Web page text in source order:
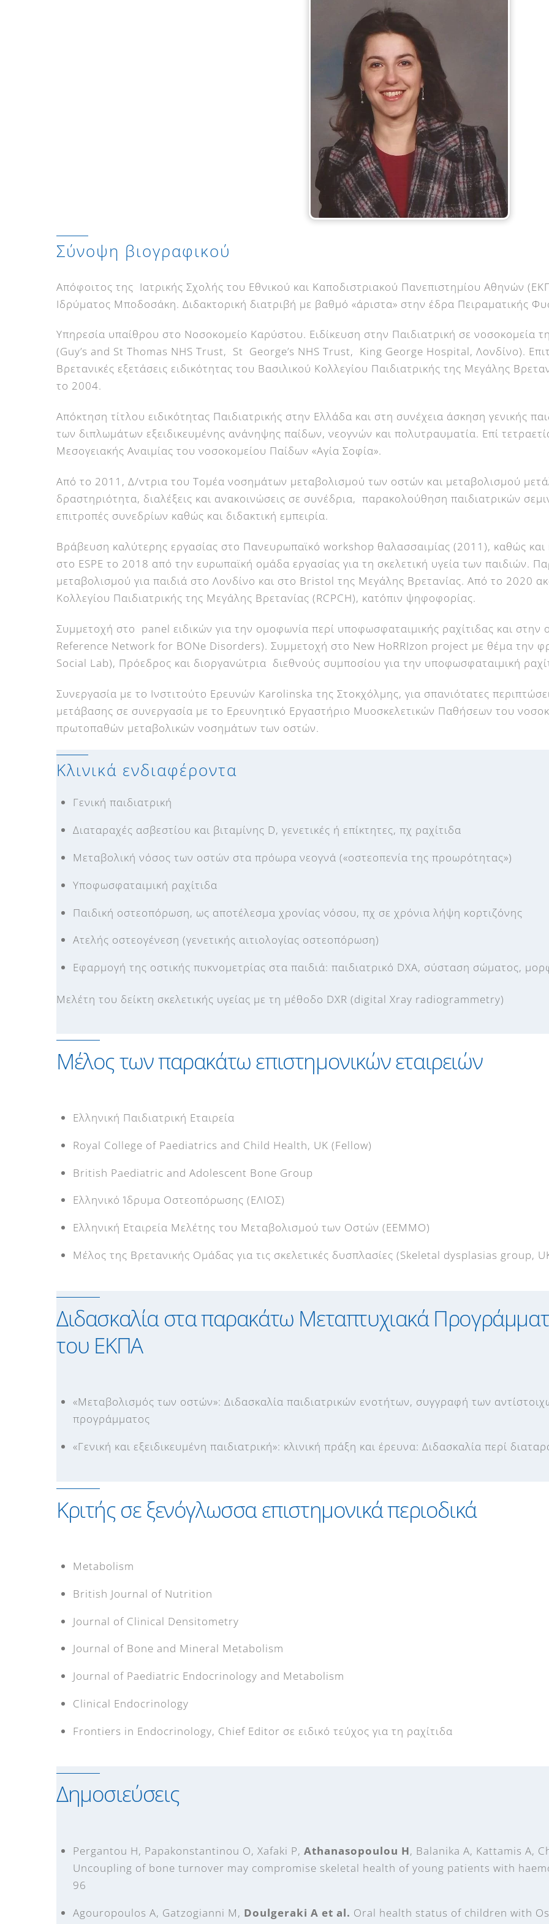
Σύνοψη βιογραφικού
Απόφοιτος της Ιατρικής Σχολής του Εθνικού και Καποδιστριακού Πανεπιστημίου Αθηνών
Ιδρύματος Μποδοσάκη. Διδακτορική διατριβή με βαθμό «άριστα» στην έδρα Πειραματικής
Υπηρεσία υπαίθρου στο Νοσοκομείο Καρύστου. Ειδίκευση στην Παιδιατρική σε νοσοκομεία
(Guy’s and St Thomas NHS Trust, St George’s NHS Trust, King George Hospital, Λονδίνο).
Βρετανικές εξετάσεις ειδικότητας του Βασιλικού Κολλεγίου Παιδιατρικής της Μεγάλης
το 2004.
Aπόκτηση τίτλου ειδικότητας Παιδιατρικής στην Ελλάδα και στη συνέχεια άσκηση γενικής
των διπλωμάτων εξειδικευμένης ανάνηψης παίδων, νεογνών και πολυτραυματία. Επί
Μεσογειακής Αναιμίας του νοσοκομείου Παίδων «Αγία Σοφία».
Από το 2011, Δ/ντρια του Τομέα νοσημάτων μεταβολισμού των οστών και μεταβολισμού
δραστηριότητα, διαλέξεις και ανακοινώσεις σε συνέδρια, παρακολούθηση παιδιατρικών
επιτροπές συνεδρίων καθώς και διδακτική εμπειρία.
Βράβευση καλύτερης εργασίας στο Πανευρωπαϊκό workshop θαλασσαιμίας (2011), καθώς και
στο ESPE το 2018 από την ευρωπαϊκή ομάδα εργασίας για τη σκελετική υγεία των παιδιών.
μεταβολισμού για παιδιά στο Λονδίνο και στο Bristol της Μεγάλης Βρετανίας. Από το 2020
Κολλεγίου Παιδιατρικής της Μεγάλης Βρετανίας (RCPCH), κατόπιν ψηφοφορίας.
Συμμετοχή στο panel ειδικών για την ομοφωνία περί υποφωσφαταιμικής ραχίτιδας και στην
Reference Network for BONe Disorders). Συμμετοχή στο New HoRRIzon project με θέμα την
Social Lab), Πρόεδρος και διοργανώτρια διεθνούς συμποσίου για την υποφωσφαταιμική
Συνεργασία με το Ινστιτούτο Ερευνών Κarolinska της Στοκχόλμης, για σπανιότατες
μετάβασης σε συνεργασία με το Ερευνητικό Εργαστήριο Μυοσκελετικών Παθήσεων του
πρωτοπαθών μεταβολικών νοσημάτων των οστών.
Κλινικά ενδιαφέροντα
Γενική παιδιατρική
Διαταραχές ασβεστίου και βιταμίνης D, γενετικές ή επίκτητες, πχ ραχίτιδα
Μεταβολική νόσος των οστών στα πρόωρα νεογνά («οστεοπενία της προωρότητας»)
Yποφωσφαταιμική ραχίτιδα
Παιδική οστεοπόρωση, ως αποτέλεσμα χρονίας νόσου, πχ σε χρόνια λήψη κορτιζόνης
Ατελής οστεογένεση (γενετικής αιτιολογίας οστεοπόρωση)
Εφαρμογή της οστικής πυκνομετρίας στα παιδιά: παιδιατρικό DXA, σύσταση σώματος,
Μελέτη του δείκτη σκελετικής υγείας με τη μέθοδο DXR (digital Xray radiogrammetry)
Μέλος των παρακάτω επιστημονικών εταιρειών
Ελληνική Παιδιατρική Εταιρεία
Royal College of Paediatrics and Child Health, UK (Fellow)
British Paediatric and Adolescent Bone Group
Ελληνικό Ίδρυμα Οστεοπόρωσης (EΛΙΟΣ)
Eλληνική Eταιρεία Mελέτης του Mεταβολισμού των Oστών (ΕΕΜΜΟ)
Mέλος της Βρετανικής Ομάδας για τις σκελετικές δυσπλασίες (Skeletal dysplasias group,
Διδασκαλία στα παρακάτω Μεταπτυχιακά
του ΕΚΠΑ
«Μεταβολισμός των οστών»: Διδασκαλία παιδιατρικών ενοτήτων, συγγραφή των
προγράμματος
«Γενική και εξειδικευμένη παιδιατρική»: κλινική πράξη και έρευνα: Διδασκαλία περί
Κριτής σε ξενόγλωσσα επιστημονικά περιοδικά
Μetabolism
British Journal of Nutrition
Journal of Clinical Densitometry
Journal of Bone and Mineral Metabolism
Journal of Paediatric Endocrinology and Metabolism
Clinical Endocrinology
Frontiers in Endocrinology, Chief Editor σε ειδικό τεύχος για τη ραχίτιδα
Δημοσιεύσεις
Pergantou H, Papakonstantinou O, Xafaki P, Athanasopoulou H, Balanika A, Kattamis A,
Uncoupling of bone turnover may compromise skeletal health of young patients with
96
Agouropoulos A, Gatzogianni M, Doulgeraki A et al. Oral health status of children with